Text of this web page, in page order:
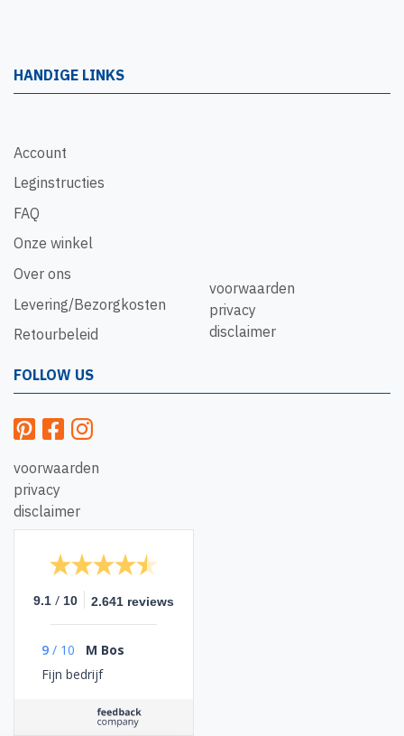
HANDIGE LINKS
Account
Leginstructies
FAQ
Onze winkel
Over ons
Levering/Bezorgkosten
Retourbeleid
voorwaarden
privacy
disclaimer
FOLLOW US
voorwaarden
privacy
disclaimer
9.1 / 10 2.641 reviews
9 / 10
M Bos
Fijn bedrijf